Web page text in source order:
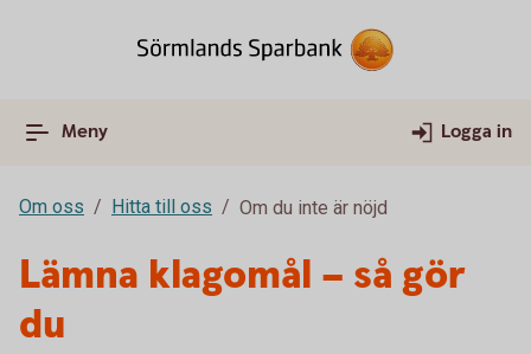
Meny Logga in
Om oss Hitta till oss Om du inte är nöjd
Lämna klagomål – så gör
du